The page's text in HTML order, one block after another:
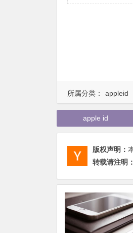
所属分类： appleid
apple id
版权声明：
转载请注明：